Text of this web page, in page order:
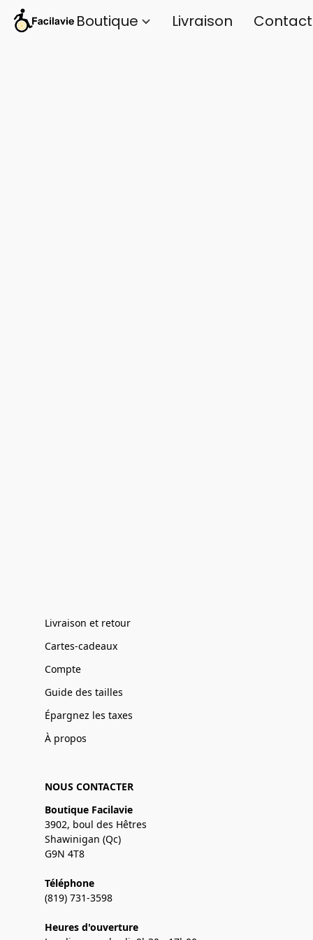
Boutique Livraison
Livraison et retour
Cartes-cadeaux
Compte
Guide des tailles
Épargnez les taxes
À propos
NOUS CONTACTER
Boutique Facilavie
3902, boul des Hêtres
Shawinigan (Qc)
G9N 4T8
Téléphone
(819) 731-3598
Heures d'ouverture